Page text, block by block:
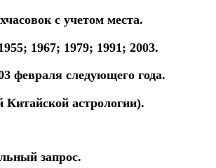
с учетом места.
1967; 1979; 1991; 2003.
февраля следующего года.
Китайской астрологии).
запрос.